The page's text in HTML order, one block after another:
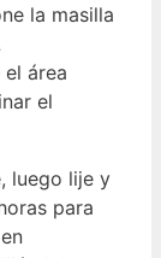
la masilla
área
el
luego lije y
para